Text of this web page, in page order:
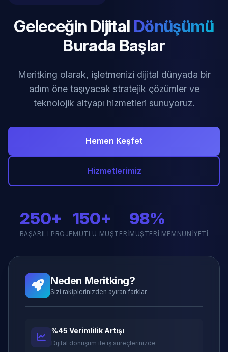
Geleceğin Dijital Dönüşümü
Burada Başlar
Meritking olarak, işletmenizi dijital dünyada bir
adım öne taşıyacak stratejik çözümler ve
teknolojik altyapı hizmetleri sunuyoruz.
Hemen Keşfet
Hizmetlerimiz
250+
BAŞARILI PROJE
150+
MUTLU MÜŞTERI
98%
MÜŞTERI MEMNUNIYETI
Neden Meritking?
Sizi rakiplerinizden ayıran farklar
%45 Verimlilik Artışı
Dijital dönüşüm ile iş süreçlerinizde